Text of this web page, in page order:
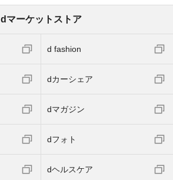
dマーケットストア
d fashion
dカーシェア
dマガジン
dフォト
dヘルスケア